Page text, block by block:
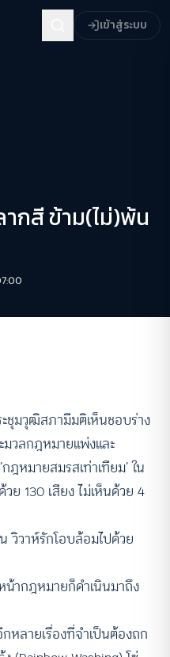
เข้าสู่ระบบ
กสี ข้าม(ไม่)พ้น
ชุมวุฒิสภามีมติเห็นชอบร่าง
วลกฎหมายแพ่งและ
หมายสมรสเท่าเทียม’ ใน
ย 130 เสียง ไม่เห็นด้วย 4
วิวาห์รักโอบล้อมไปด้วย
น้ากฎหมายก็ดำเนินมาถึง
หลายเรื่องที่จำเป็นต้องถก